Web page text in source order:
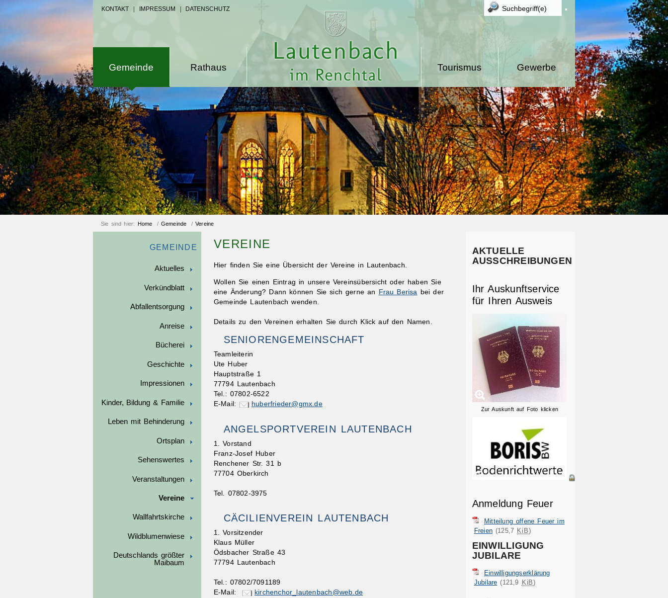
KONTAKT IMPRESSUM DATENSCHUTZ
Gemeinde Rathaus Gewerbe
Tourismus
Sie sind hier: Home / Gemeinde /Vereine
GEMEINDE
Aktuelles
Verkündblatt
Abfallentsorgung
Anreise
Bücherei
Geschichte
Impressionen
Kinder, Bildung & Familie
Leben mit Behinderung
Ortsplan
Sehenswertes
Veranstaltungen
Vereine
Wallfahrtskirche
Wildblumenwiese
Deutschlands größter
Maibaum
VEREINE
Hier finden Sie eine Übersicht der Vereine in Lautenbach.
Wollen Sie einen Eintrag in unsere Vereinsübersicht oder haben Sie
eine Änderung? Dann können Sie sich gerne an
Frau Berisa bei der
Gemeinde Lautenbach wenden.
Details zu den Vereinen erhalten Sie durch Klick auf den Namen.
SENIORENGEMEINSCHAFT
Teamleiterin
Ute Huber
Hauptstraße 1
77794 Lautenbach
Tel.: 07802-6522
E-Mail:
huberfrieder@gmx.de
ANGELSPORTVEREIN LAUTENBACH
1. Vorstand
Franz-Josef Huber
Renchener Str. 31 b
77704 Oberkirch
Tel. 07802-3975
CÄCILIENVEREIN LAUTENBACH
1. Vorsitzender
Klaus Müller
Ödsbacher Straße 43
77794 Lautenbach
Tel.: 07802/7091189
E-Mail:
kirchenchor_lautenbach@web.de
AKTUELLE
AUSSCHREIBUNGEN
Ihr Auskunftservice
für Ihren Ausweis
Zur Auskunft auf Foto klicken
Anmeldung Feuer
Mitteilung offene Feuer im
Freien (125,7 KiB)
EINWILLIGUNG
JUBILARE
Einwilligungserklärung
Jubilare (121,9 KiB)